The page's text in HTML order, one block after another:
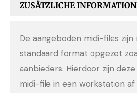
ZUSÄTZLICHE
De aangeboden midi-files zijn
standaard format opgezet
aanbieders. Hierdoor zijn
midi-file in een workstation af